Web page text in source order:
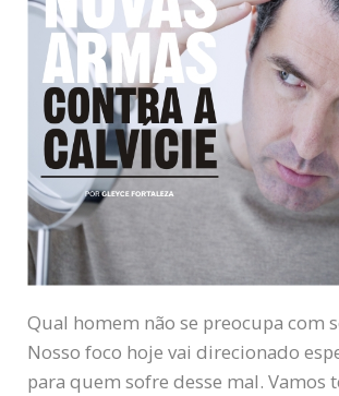
Qual homem não se preocupa com
Nosso foco hoje vai direcionado
para quem sofre desse mal. Vamos